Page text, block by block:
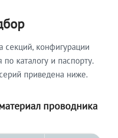
конфигурации
каталогу и паспорту.
приведена ниже.
проводника